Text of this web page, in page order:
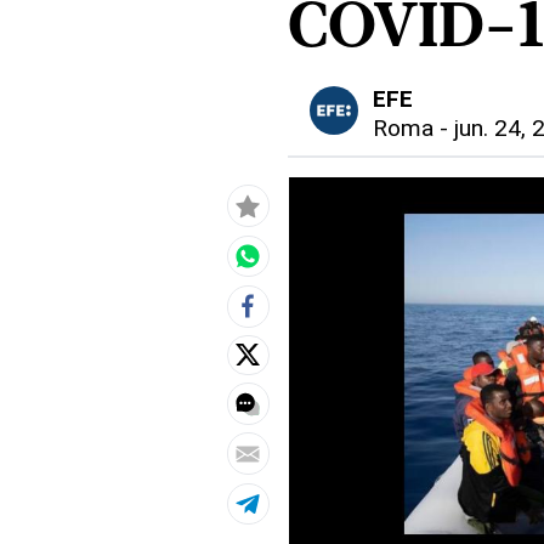
COVID-
EFE
Roma - jun. 24,